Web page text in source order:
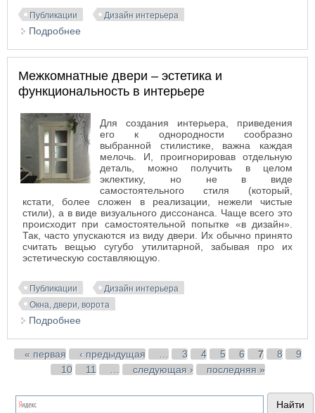
Публикации Дизайн интерьера
Подробнее
Межкомнатные двери – эстетика и
функциональность в интерьере
Для создания интерьера, приведения
его к однородности сообразно
выбранной стилистике, важна каждая
мелочь. И, проигнорировав отдельную
деталь, можно получить в целом
эклектику, но не в виде
самостоятельного стиля (который,
кстати, более сложен в реализации, нежели чистые
стили), а в виде визуального диссонанса. Чаще всего это
происходит при самостоятельной попытке «в дизайн».
Так, часто упускаются из виду двери. Их обычно принято
считать вещью сугубо утилитарной, забывая про их
эстетическую составляющую.
Публикации
Дизайн интерьера
Окна, двери, ворота
Подробнее
Страницы
« первая ‹ предыдущая 3 4 5 6 7 8
9
10
11 следующая › последняя »